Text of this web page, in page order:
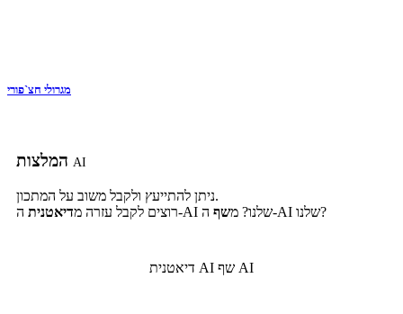
מגרולי חצ`פורי
AI
ניתן להתייעץ ולקבל משוב על המתכון.
רוצים לקבל עזרה מדיאטנית ה-AI שלנו? משף ה-AI שלנו?
דיאטנית AI שף AI